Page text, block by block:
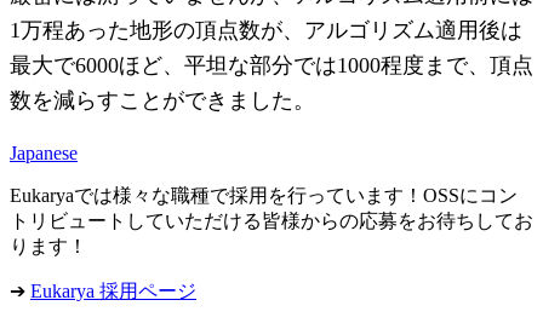
1万程あった地形の頂点数が、アルゴリズム適用後は
最大で6000ほど、平坦な部分では1000程度まで、頂点
数を減らすことができました。
Japanese
Eukaryaでは様々な職種で採用を行っています！OSSにコン
トリビュートしていただける皆様からの応募をお待ちしてお
ります！
➔ Eukarya 採用ページ